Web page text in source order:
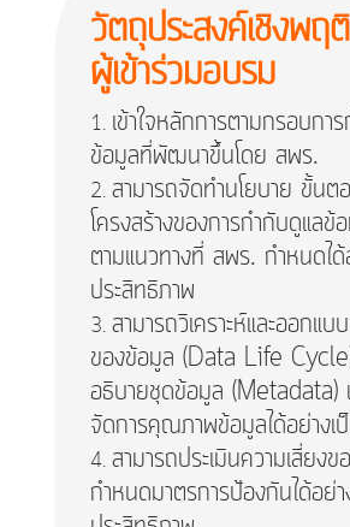
วัตถุประสงค์เชิงพฤ
ผู้เข้าร่วมอบรม
เข้าใจหลักการตามกรอบกา
ข้อมูลที่พัฒนาขึ้นโดย สพร.
สามารถจัดทำนโยบาย ขั้น
โครงสร้างของการกำกับดูแล
ตามแนวทางที่ สพร. กำหนดไ
ประสิทธิภาพ
สามารถวิเคราะห์และออกแบ
ของข้อมูล (Data Life
อธิบายชุดข้อมูล (Metadata)
จัดการคุณภาพข้อมูลได้อย่างเ
สามารถประเมินความเสี่ยง
กำหนดมาตรการป้องกันได้อย่